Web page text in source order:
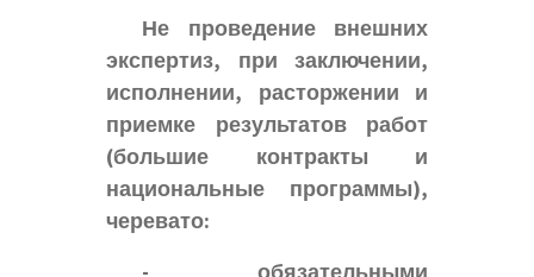
Не проведение внешних
экспертиз, при заключении,
исполнении, расторжении и
приемке результатов работ
(большие контракты и
национальные программы),
черевато: